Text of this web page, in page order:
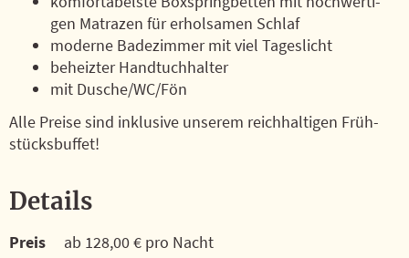
gen Ma­tra­zen für er­hol­sa­men Schlaf
mo­der­ne Ba­de­zim­mer mit viel Ta­ges­licht
be­heiz­ter Hand­tuch­hal­ter
mit Du­sche/WC/Fön
Alle Prei­se sind in­klu­si­ve un­se­rem reich­hal­ti­gen Früh­
stücks­buf­fet!
Details
Preis ab 128,00 € pro Nacht